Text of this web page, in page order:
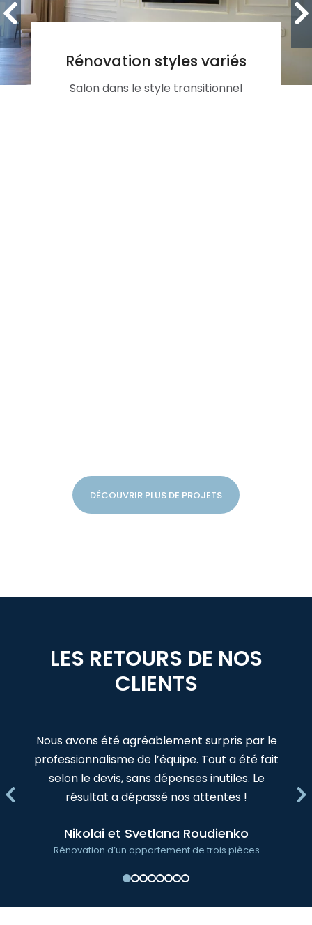
Rénovation styles variés
Salon dans le style transitionnel
DÉCOUVRIR PLUS DE PROJETS
LES RETOURS DE NOS
CLIENTS
Nikolai et Svetlana Roudienko
Rénovation d’un appartement de trois pièces
Nous avons été agréablement surpris par le
professionnalisme de l’équipe. Tout a été fait
selon le devis, sans dépenses inutiles. Le
résultat a dépassé nos attentes !